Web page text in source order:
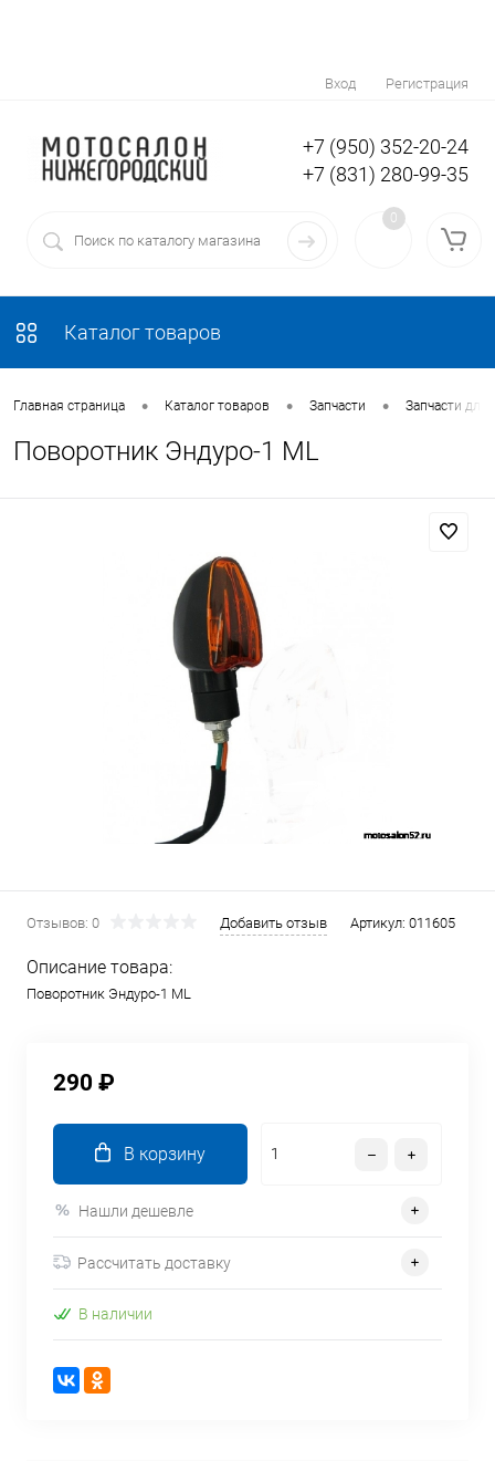
Вход Регистрация
+7 (950) 352-20-24
+7 (831) 280-99-35
0
Каталог товаров
Главная страница • Каталог товаров • Запчасти • Запчасти для
Поворотник Эндуро-1 ML
Отзывов: 0 Добавить отзыв Артикул: 011605
Описание товара:
Поворотник Эндуро-1 ML
290 ₽
В корзину
Нашли дешевле
Рассчитать доставку
В наличии